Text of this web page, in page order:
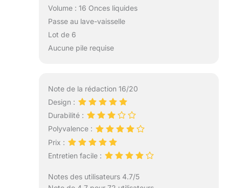
Volume : 16 Onces liquides
Passe au lave-vaisselle
Lot de 6
Aucune pile requise
Note de la rédaction 16/20
Design :
Durabilité :
Polyvalence :
Prix :
Entretien facile :
Notes des utilisateurs 4.7/5